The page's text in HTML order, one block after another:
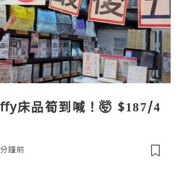
床品筍到喊！🤯 $187/4
鐘前